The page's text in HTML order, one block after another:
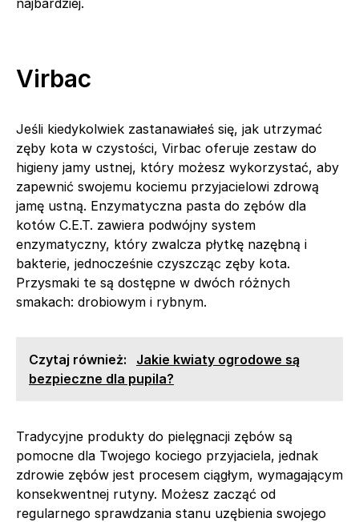
najbardziej.
Virbac
Jeśli kiedykolwiek zastanawiałeś się, jak utrzymać
zęby kota w czystości, Virbac oferuje zestaw do
higieny jamy ustnej, który możesz wykorzystać, aby
zapewnić swojemu kociemu przyjacielowi zdrową
jamę ustną. Enzymatyczna pasta do zębów dla
kotów C.E.T. zawiera podwójny system
enzymatyczny, który zwalcza płytkę nazębną i
bakterie, jednocześnie czyszcząc zęby kota.
Przysmaki te są dostępne w dwóch różnych
smakach: drobiowym i rybnym.
Czytaj również:
Jakie kwiaty ogrodowe są
bezpieczne dla pupila?
Tradycyjne produkty do pielęgnacji zębów są
pomocne dla Twojego kociego przyjaciela, jednak
zdrowie zębów jest procesem ciągłym, wymagającym
konsekwentnej rutyny. Możesz zacząć od
regularnego sprawdzania stanu uzębienia swojego